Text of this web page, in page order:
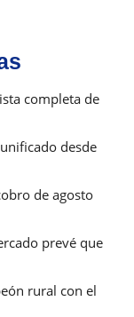
completa de
desde
de agosto
prevé que
rural con el